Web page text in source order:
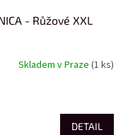
- Růžové XXL
Skladem v Praze (1 ks)
DETAIL